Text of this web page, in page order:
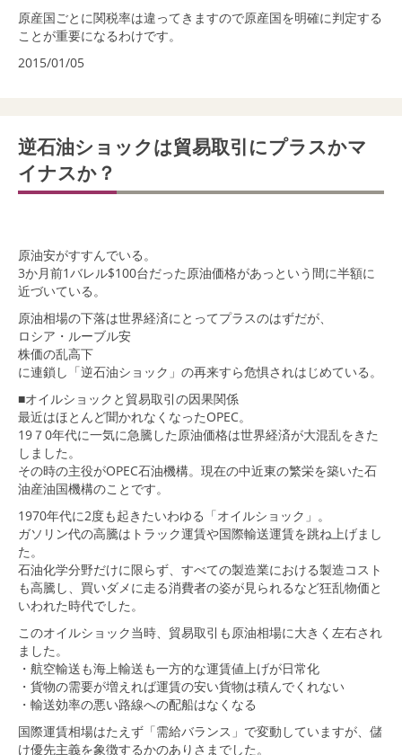
原産国ごとに関税率は違ってきますので原産国を明確に判定する
ことが重要になるわけです。
2015/01/05
逆石油ショックは貿易取引にプラスかマ
イナスか？
原油安がすすんでいる。
3か月前1バレル$100台だった原油価格があっという間に半額に
近づいている。
原油相場の下落は世界経済にとってプラスのはずだが、
ロシア・ルーブル安
株価の乱高下
に連鎖し「逆石油ショック」の再来すら危惧されはじめている。
■オイルショックと貿易取引の因果関係
最近はほとんど聞かれなくなったOPEC。
19７0年代に一気に急騰した原油価格は世界経済が大混乱をきた
しました。
その時の主役がOPEC石油機構。現在の中近東の繁栄を築いた石
油産油国機構のことです。
1970年代に2度も起きたいわゆる「オイルショック」。
ガソリン代の高騰はトラック運賃や国際輸送運賃を跳ね上げまし
た。
石油化学分野だけに限らず、すべての製造業における製造コスト
も高騰し、買いダメに走る消費者の姿が見られるなど狂乱物価と
いわれた時代でした。
このオイルショック当時、貿易取引も原油相場に大きく左右され
ました。
・航空輸送も海上輸送も一方的な運賃値上げが日常化
・貨物の需要が増えれば運賃の安い貨物は積んでくれない
・輸送効率の悪い路線への配船はなくなる
国際運賃相場はたえず「需給バランス」で変動していますが、儲
け優先主義を象徴するかのありさまでした。